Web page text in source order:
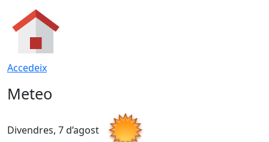
Accedeix
Meteo
Divendres, 7 d’agost